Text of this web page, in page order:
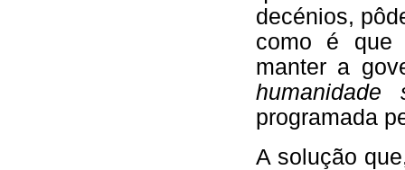
decénios,
como é que
manter a
humanidade
programada
A solução